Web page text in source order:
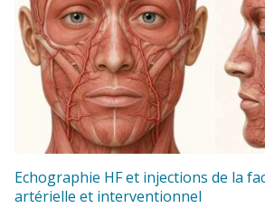
Echographie HF et injections de la
artérielle et interventionnel